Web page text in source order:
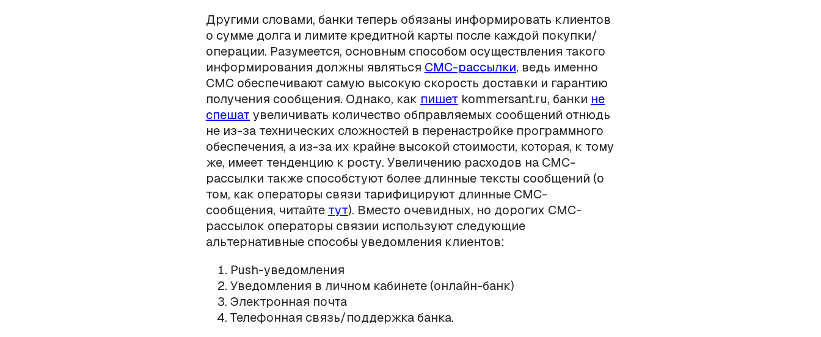
Другими словами, банки теперь обязаны информировать клиентов
о сумме долга и лимите кредитной карты после каждой покупки/
операции. Разумеется, основным способом осуществления такого
информирования должны являться СМС-рассылки, ведь именно
СМС обеспечивают самую высокую скорость доставки и гарантию
получения сообщения. Однако, как пишет kommersant.ru, банки не
спешат увеличивать количество обправляемых сообщений отнюдь
не из-за технических сложностей в перенастройке программного
обеспечения, а из-за их крайне высокой стоимости, которая, к тому
же, имеет тенденцию к росту. Увеличению расходов на СМС-
рассылки также способстуют более длинные тексты сообщений (о
том, как операторы связи тарифицируют длинные СМС-
сообщения, читайте тут). Вместо очевидных, но дорогих СМС-
рассылок операторы связии используют следующие
альтернативные способы уведомления клиентов:
Push-уведомления
Уведомления в личном кабинете (онлайн-банк)
Электронная почта
Телефонная связь/поддержка банка.